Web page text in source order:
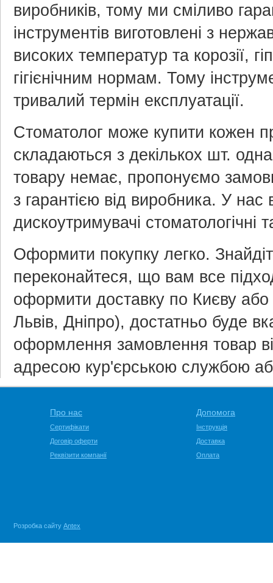
виробників, тому ми сміливо
інструментів виготовлені з
високих температур та корозії,
гігієнічним нормам. Тому
тривалий термін експлуатації.
Стоматолог може купити кожен
складаються з декількох шт.
товару немає, пропонуємо
з гарантією від виробника. У нас
дискоутримувачі стоматологічні
Оформити покупку легко.
переконайтеся, що вам все
оформити доставку по Києву або
Львів, Дніпро), достатньо буде
оформлення замовлення товар
адресою кур'єрською службою
Про нас
Сертифікати
Договір оферти
Реквізити компанії
Допомога
Інструкція
Доставка
Оплата
Розробка сайту Antex